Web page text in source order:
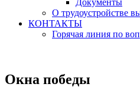
Документы
О трудоустройстве
КОНТАКТЫ
Горячая линия по
Окна победы